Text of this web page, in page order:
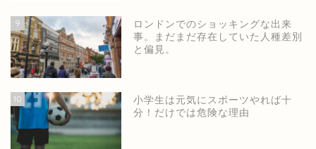
9
ロンドンでのショッキングな出来
事。まだまだ存在していた人種差別
と偏見。
10
小学生は元気にスポーツやれば十
分！だけでは危険な理由